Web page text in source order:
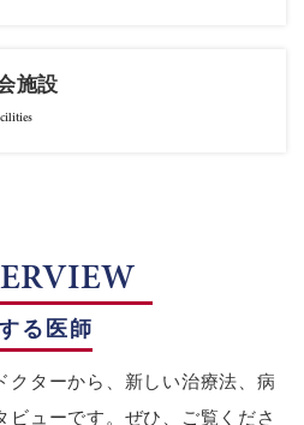
施設
る医師
クターから、新しい治療法、病
ビューです。ぜひ、ご覧くださ